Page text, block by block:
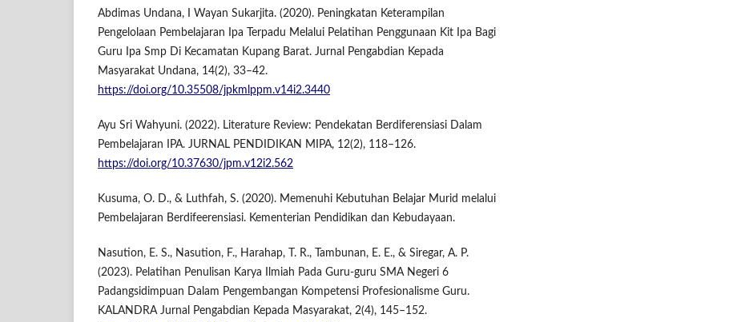
Abdimas Undana, I Wayan Sukarjita. (2020). Peningkatan Keterampilan
Pengelolaan Pembelajaran Ipa Terpadu Melalui Pelatihan Penggunaan Kit Ipa Bagi
Guru Ipa Smp Di Kecamatan Kupang Barat. Jurnal Pengabdian Kepada
Masyarakat Undana, 14(2), 33–42.
https://doi.org/10.35508/jpkmlppm.v14i2.3440
Ayu Sri Wahyuni. (2022). Literature Review: Pendekatan Berdiferensiasi Dalam
Pembelajaran IPA. JURNAL PENDIDIKAN MIPA, 12(2), 118–126.
https://doi.org/10.37630/jpm.v12i2.562
Kusuma, O. D., & Luthfah, S. (2020). Memenuhi Kebutuhan Belajar Murid melalui
Pembelajaran Berdifeerensiasi. Kementerian Pendidikan dan Kebudayaan.
Nasution, E. S., Nasution, F., Harahap, T. R., Tambunan, E. E., & Siregar, A. P.
(2023). Pelatihan Penulisan Karya Ilmiah Pada Guru-guru SMA Negeri 6
Padangsidimpuan Dalam Pengembangan Kompetensi Profesionalisme Guru.
KALANDRA Jurnal Pengabdian Kepada Masyarakat, 2(4), 145–152.